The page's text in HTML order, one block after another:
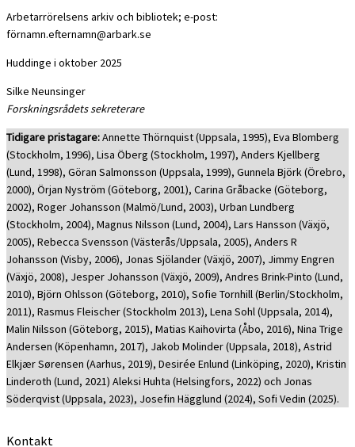
Arbetarrörelsens arkiv och bibliotek; e-post:
förnamn.efternamn@arbark.se
Huddinge i oktober 2025
Silke Neunsinger
Forskningsrådets sekreterare
Tidigare pristagare:Annette Thörnquist (Uppsala, 1995), Eva Blomberg
(Stockholm, 1996), Lisa Öberg (Stockholm, 1997), Anders Kjellberg
(Lund, 1998), Göran Salmonsson (Uppsala, 1999), Gunnela Björk (Örebro,
2000), Örjan Nyström (Göteborg, 2001), Carina Gråbacke (Göteborg,
2002), Roger Johansson (Malmö/Lund, 2003), Urban Lundberg
(Stockholm, 2004), Magnus Nilsson (Lund, 2004), Lars Hansson (Växjö,
2005), Rebecca Svensson (Västerås/Uppsala, 2005), Anders R
Johansson (Visby, 2006), Jonas Sjölander (Växjö, 2007), Jimmy Engren
(Växjö, 2008), Jesper Johansson (Växjö, 2009), Andres Brink-Pinto (Lund,
2010), Björn Ohlsson (Göteborg, 2010), Sofie Tornhill (Berlin/Stockholm,
2011), Rasmus Fleischer (Stockholm 2013), Lena Sohl (Uppsala, 2014),
Malin Nilsson (Göteborg, 2015), Matias Kaihovirta (Åbo, 2016), Nina Trige
Andersen (Köpenhamn, 2017), Jakob Molinder (Uppsala, 2018), Astrid
Elkjær Sørensen (Aarhus, 2019), Desirée Enlund (Linköping, 2020), Kristin
Linderoth (Lund, 2021) Aleksi Huhta (Helsingfors, 2022) och Jonas
Söderqvist (Uppsala, 2023), Josefin Hägglund (2024), Sofi Vedin (2025).
Kontakt